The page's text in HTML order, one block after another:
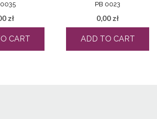
zł
CART
PB 0023
0,00 zł
ADD TO CART